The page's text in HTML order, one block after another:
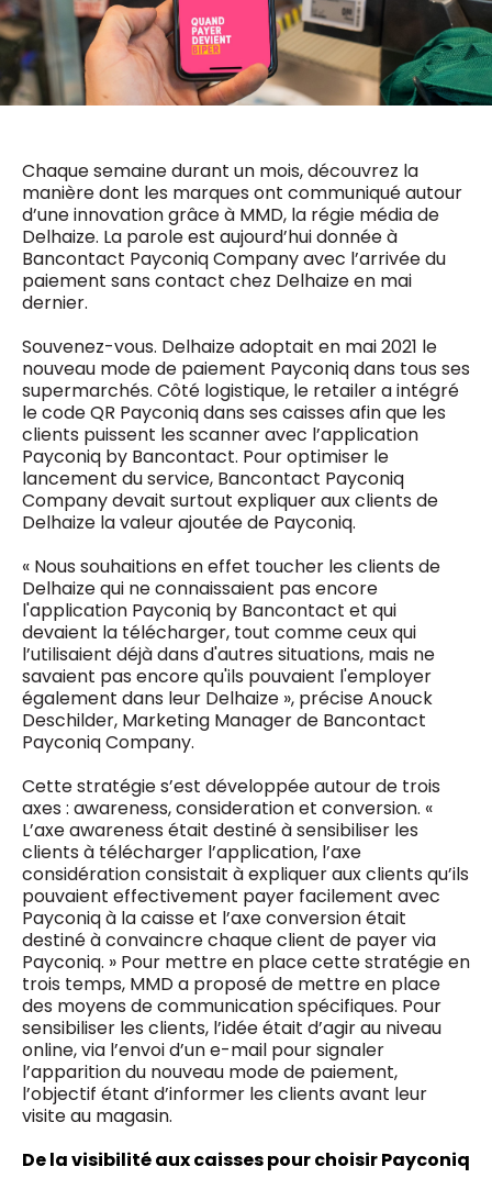
Chaque semaine durant un mois, découvrez la
manière dont les marques ont communiqué autour
d’une innovation grâce à MMD, la régie média de
Delhaize. La parole est aujourd’hui donnée à
Bancontact Payconiq Company avec l’arrivée du
paiement sans contact chez Delhaize en mai
dernier.
Souvenez-vous. Delhaize adoptait en mai 2021 le
nouveau mode de paiement Payconiq dans tous ses
supermarchés. Côté logistique, le retailer a intégré
le code QR Payconiq dans ses caisses afin que les
clients puissent les scanner avec l’application
Payconiq by Bancontact. Pour optimiser le
lancement du service, Bancontact Payconiq
Company devait surtout expliquer aux clients de
Delhaize la valeur ajoutée de Payconiq.
« Nous souhaitions en effet toucher les clients de
Delhaize qui ne connaissaient pas encore
l'application Payconiq by Bancontact et qui
devaient la télécharger, tout comme ceux qui
l’utilisaient déjà dans d'autres situations, mais ne
savaient pas encore qu'ils pouvaient l'employer
également dans leur Delhaize », précise Anouck
Deschilder, Marketing Manager de Bancontact
Payconiq Company.
Cette stratégie s’est développée autour de trois
axes : awareness, consideration et conversion. «
L’axe awareness était destiné à sensibiliser les
clients à télécharger l’application, l’axe
considération consistait à expliquer aux clients qu’ils
pouvaient effectivement payer facilement avec
Payconiq à la caisse et l’axe conversion était
destiné à convaincre chaque client de payer via
Payconiq. » Pour mettre en place cette stratégie en
trois temps, MMD a proposé de mettre en place
des moyens de communication spécifiques. Pour
sensibiliser les clients, l’idée était d’agir au niveau
online, via l’envoi d’un e-mail pour signaler
l’apparition du nouveau mode de paiement,
l’objectif étant d’informer les clients avant leur
visite au magasin.
De la visibilité aux caisses pour choisir Payconiq
0498 88 64 89
f.bouchar@mm.be
Chief Editor
Griet Byl
Chief Editor
Damien Lemaire
0477 37 31 65
d.lemaire@mm.be
VALIDER
NOTRE CONTENU DIGITAL :
access
5 x week
MM e - News
1 x week
MM Brunch
1 x week
MM Tech
10 x year
MM Best of
Research
4 x year
(digital)
Des questions ?